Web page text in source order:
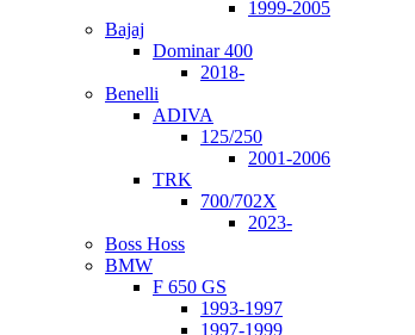
1999-2005
Bajaj
Dominar 400
2018-
Benelli
ADIVA
125/250
2001-2006
TRK
700/702X
2023-
Boss Hoss
BMW
F 650 GS
1993-1997
1997-1999